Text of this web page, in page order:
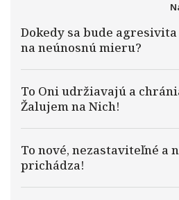
Dokedy sa bude
na neúnosnú mieru?
To Oni udržiavajú a
Žalujem na Nich!
To nové, nezastaviteľné a
prichádza!